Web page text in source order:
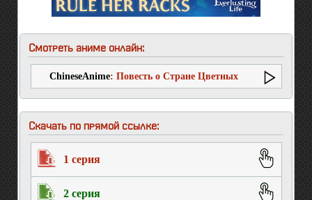
Смотреть аниме онлайн:
ChineseAnime: Повесть о Стране Цветных
Облаков (второй сезон)
Скачать по прямой ссылке:
1 серия
2 серия